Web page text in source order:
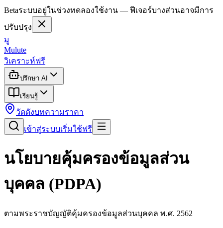
Betaระบบอยู่ในช่วงทดลองใช้งาน — ฟีเจอร์บางส่วนอาจมีการ
ปรับปรุง
มู
Mulute
วิเคราะห์ฟรี
ปรึกษา AI
เรียนรู้
วัดดังบทความราคา
เข้าสู่ระบบเริ่มใช้ฟรี
นโยบายคุ้มครองข้อมูลส่วน
บุคคล (PDPA)
ตามพระราชบัญญัติคุ้มครองข้อมูลส่วนบุคคล พ.ศ. 2562